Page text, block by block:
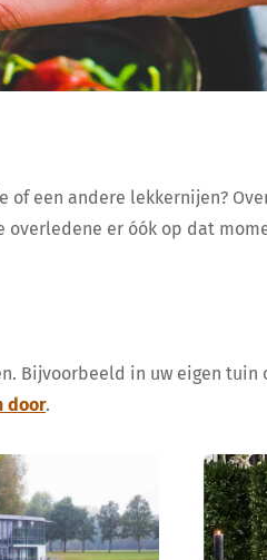
een andere lekkernijen?
er óók op dat
Bijvoorbeeld in uw eigen
door.